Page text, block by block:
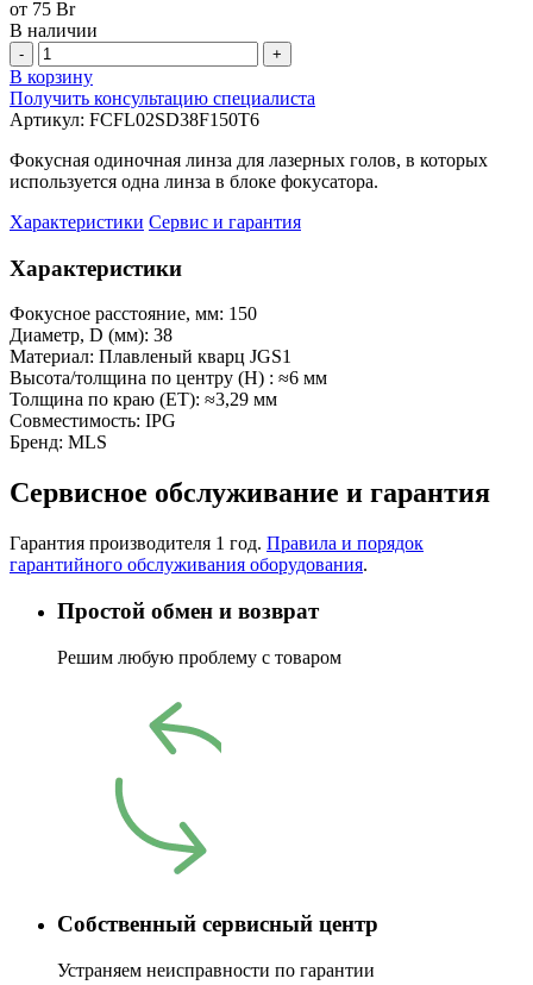
от 75 Br
В наличии
- +
В корзину
Получить консультацию специалиста
Артикул: FCFL02SD38F150T6
Фокусная одиночная линза для лазерных голов, в которых
используется одна линза в блоке фокусатора.
Характеристики Сервис и гарантия
Характеристики
Фокусное расстояние, мм: 150
Диаметр, D (мм): 38
Материал: Плавленый кварц JGS1
Высота/толщина по центру (H) : ≈6 мм
Толщина по краю (ET): ≈3,29 мм
Совместимость: IPG
Бренд: MLS
Сервисное обслуживание и гарантия
Гарантия производителя 1 год. Правила и порядок
гарантийного обслуживания оборудования.
Простой обмен и возврат
Решим любую проблему с товаром
Собственный сервисный центр
Устраняем неисправности по гарантии